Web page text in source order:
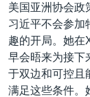
美国亚洲协会政
习近平不会参加
趣的开局。她在
早会晤来为接下
于双边和可控且
满足这些条件。